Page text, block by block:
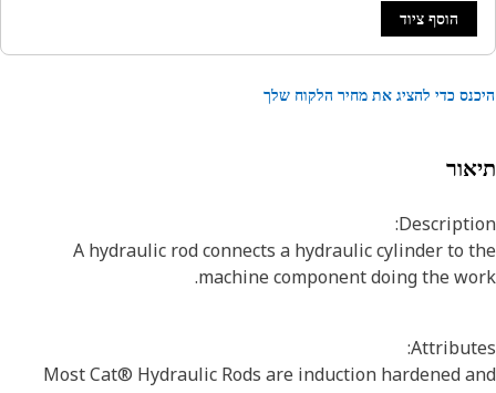
הוסף ציוד
כדי להציג את מחיר הלקוח שלך
A hydraulic rod connects a hydraulic cylinder to
machine component doing the
Most Cat® Hydraulic Rods are induction hardened